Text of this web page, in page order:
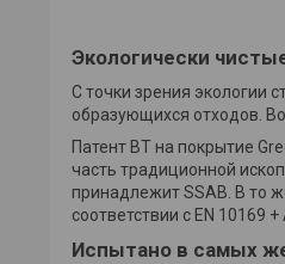
Экологически
С точки зрения экологии
образующихся отходов.
Патент BT на покрытие
часть традиционной
принадлежит SSAB. В то
соответствии с EN 10169 +
Испытано в самых